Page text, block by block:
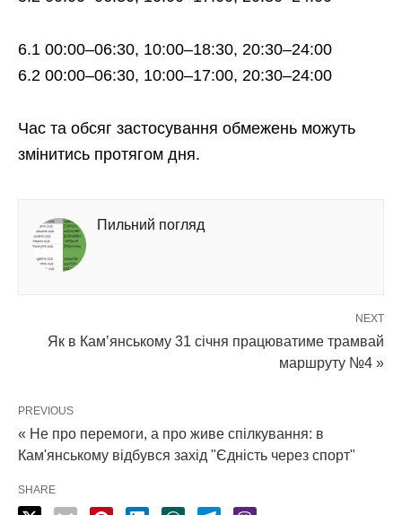
6.1 00:00–06:30, 10:00–18:30, 20:30–24:00
6.2 00:00–06:30, 10:00–17:00, 20:30–24:00
Час та обсяг застосування обмежень можуть
змінитись протягом дня.
Пильний погляд
NEXT
Як в Кам’янському 31 січня працюватиме трамвай
маршруту №4 »
PREVIOUS
« Не про перемоги, а про живе спілкування: в
Кам'янському відбувся захід "Єдність через спорт"
SHARE